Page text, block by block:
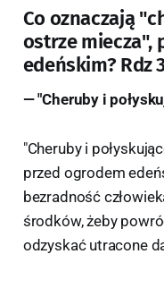
Co oznaczają
ostrze miecza",
edeńskim? Rdz
— "Cheruby i
"Cheruby i
przed ogrodem
bezradność
środków, żeby
odzyskać utracone